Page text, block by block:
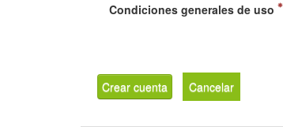
Condiciones generales de uso
Crear cuenta Cancelar